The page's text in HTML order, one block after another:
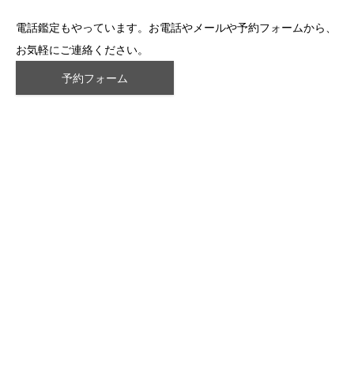
電話鑑定もやっています。お電話やメールや予約フォームから、
お気軽にご連絡ください。
予約フォーム